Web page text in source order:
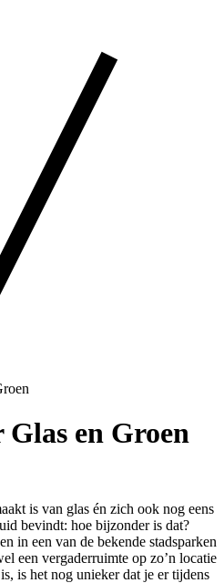
en Groen
is van glas én zich ook nog eens
bevindt: hoe bijzonder is dat?
in een van de bekende stadsparken
een vergaderruimte op zo’n locatie
is het nog unieker dat je er tijdens